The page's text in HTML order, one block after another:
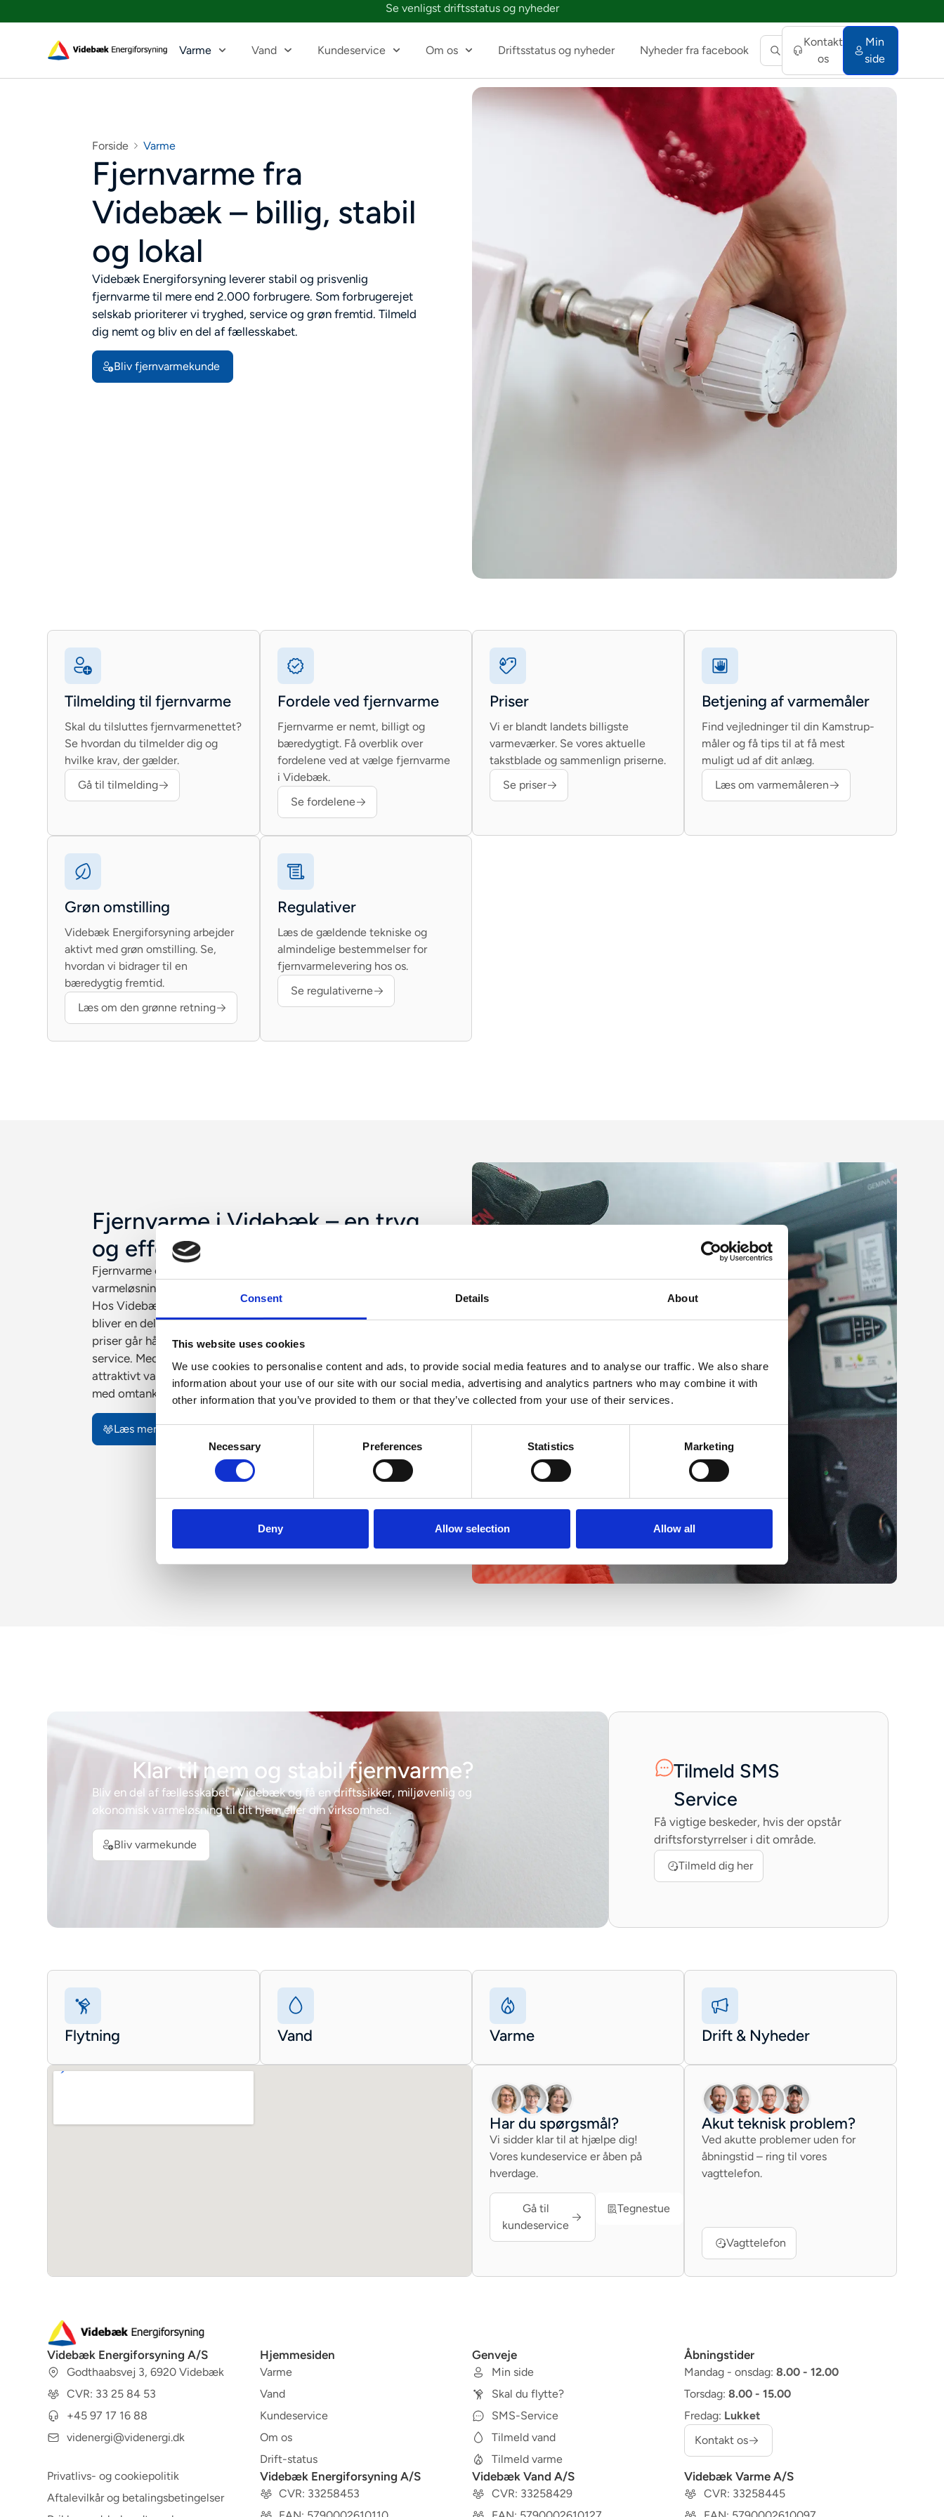
Consent Details About
This website uses cookies
We use cookies to personalise content and ads, to provide social media features and to analyse our traffic. We also share
information about your use of our site with our social media, advertising and analytics partners who may combine it with
other information that you’ve provided to them or that they’ve collected from your use of their services.
Consent
Selection
Necessary Preferences Statistics Marketing
Deny Allow selection Allow all
Se venligst driftsstatus og nyheder
Varme Vand Kundeservice Om os Driftsstatus og nyheder Nyheder fra facebook
Kontakt
os
Min
side
Forside Varme
Fjernvarme fra
Videbæk – billig, stabil
og lokal
Videbæk Energiforsyning leverer stabil og prisvenlig
fjernvarme til mere end 2.000 forbrugere. Som forbrugerejet
selskab prioriterer vi tryghed, service og grøn fremtid. Tilmeld
dig nemt og bliv en del af fællesskabet.
Bliv fjernvarmekunde
Tilmelding til fjernvarme
Skal du tilsluttes fjernvarmenettet?
Se hvordan du tilmelder dig og
hvilke krav, der gælder.
Gå til tilmelding
Fordele ved fjernvarme
Fjernvarme er nemt, billigt og
bæredygtigt. Få overblik over
fordelene ved at vælge fjernvarme
i Videbæk.
Se fordelene
Priser
Vi er blandt landets billigste
varmeværker. Se vores aktuelle
takstblade og sammenlign priserne.
Se priser
Betjening af varmemåler
Find vejledninger til din Kamstrup-
måler og få tips til at få mest
muligt ud af dit anlæg.
Læs om varmemåleren
Grøn omstilling
Videbæk Energiforsyning arbejder
aktivt med grøn omstilling. Se,
hvordan vi bidrager til en
bæredygtig fremtid.
Læs om den grønne retning
Regulativer
Læs de gældende tekniske og
almindelige bestemmelser for
fjernvarmelevering hos os.
Se regulativerne
Fjernvarme i Videbæk – en tryg
og effektiv varmeløsning
Fjernvarme er en moderne, miljøvenlig og økonomisk
varmeløsning for både husejere og virksomheder i Videbæk.
Hos Videbæk Energiforsyning får du ikke bare varme – du
bliver en del af et lokalt fællesskab, hvor stabil drift og lave
priser går hånd i hånd med høj forsyningssikkerhed og god
service. Med en af landets laveste fjernvarmepriser er vi et
attraktivt valg for dig, der ønsker en fremtidssikret opvarmning
med omtanke for både pengepung og klima.
Læs mere om os
Klar til nem og stabil fjernvarme?
Bliv en del af fællesskabet i Videbæk og få en driftssikker, miljøvenlig og
økonomisk varmeløsning til dit hjem eller din virksomhed.
Bliv varmekunde
Tilmeld SMS
Service
Få vigtige beskeder, hvis der opstår
driftsforstyrrelser i dit område.
Tilmeld dig her
Flytning Vand Varme Drift & Nyheder
Har du spørgsmål?
Vi sidder klar til at hjælpe dig!
Vores kundeservice er åben på
hverdage.
Gå til
kundeservice
Tegnestue
Akut teknisk problem?
Ved akutte problemer uden for
åbningstid – ring til vores
vagttelefon.
Vagttelefon
Videbæk Energiforsyning A/S
Godthaabsvej 3, 6920 Videbæk
CVR: 33 25 84 53
+45 97 17 16 88
videnergi@videnergi.dk
Hjemmesiden
Varme
Vand
Kundeservice
Om os
Drift-status
Genveje
Min side
Skal du flytte?
SMS-Service
Tilmeld vand
Tilmeld varme
Åbningstider
Mandag - onsdag:8.00 - 12.00
Torsdag:8.00 - 15.00
Fredag: Lukket
Kontakt os
Privatlivs- og cookiepolitik
Aftalevilkår og betalingsbetingelser
Videbæk Energiforsyning A/S
CVR: 33258453
Videbæk Vand A/S
CVR: 33258429
Videbæk Varme A/S
CVR: 33258445